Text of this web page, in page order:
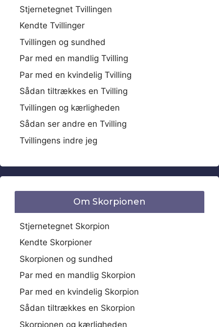
Stjernetegnet Tvillingen
Kendte Tvillinger
Tvillingen og sundhed
Par med en mandlig Tvilling
Par med en kvindelig Tvilling
Sådan tiltrækkes en Tvilling
Tvillingen og kærligheden
Sådan ser andre en Tvilling
Tvillingens indre jeg
Om Skorpionen
Stjernetegnet Skorpion
Kendte Skorpioner
Skorpionen og sundhed
Par med en mandlig Skorpion
Par med en kvindelig Skorpion
Sådan tiltrækkes en Skorpion
Skorpionen og kærligheden